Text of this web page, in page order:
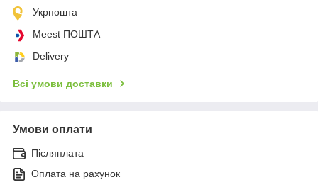
Укрпошта
Meest ПОШТА
Delivery
Всі умови доставки
Умови оплати
Післяплата
Оплата на рахунок